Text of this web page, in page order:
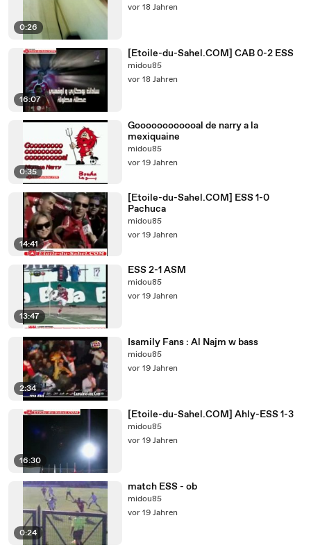
0:26
vor 18 Jahren
16:07
[Etoile-du-Sahel.COM] CAB 0-2 ESS
midou85
vor 18 Jahren
0:35
Goooooooooooal de narry a la
mexiquaine
midou85
vor 19 Jahren
14:41
[Etoile-du-Sahel.COM] ESS 1-0
Pachuca
midou85
vor 19 Jahren
13:47
ESS 2-1 ASM
midou85
vor 19 Jahren
2:34
Isamily Fans : Al Najm w bass
midou85
vor 19 Jahren
16:30
[Etoile-du-Sahel.COM] Ahly-ESS 1-3
midou85
vor 19 Jahren
0:24
match ESS - ob
midou85
vor 19 Jahren